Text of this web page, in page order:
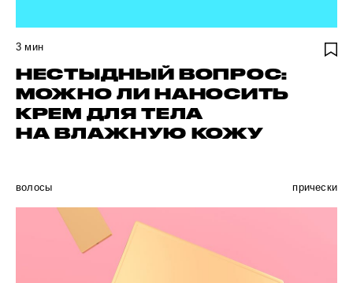
3 мин
НЕСТЫДНЫЙ ВОПРОС:
МОЖНО ЛИ НАНОСИТЬ
КРЕМ ДЛЯ ТЕЛА
НА ВЛАЖНУЮ КОЖУ
волосы прически